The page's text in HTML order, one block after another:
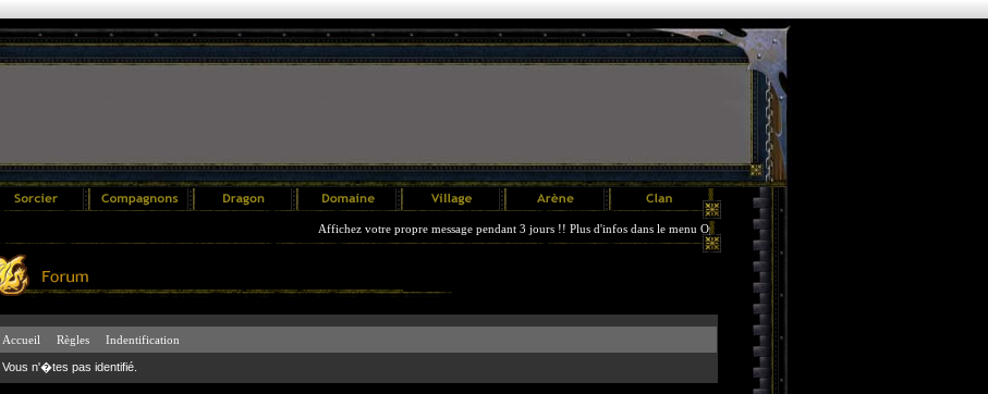
Affichez votre propre message pendant 3 jours !! Plus d'infos dans le menu Options.
Accueil Règles Indentification
Vous n'�tes pas identifié.